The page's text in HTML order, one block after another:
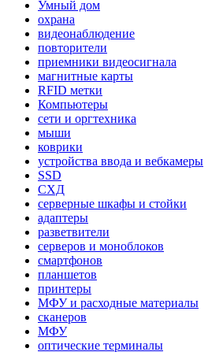
Умный дом
охрана
видеонаблюдение
повторители
приемники видеосигнала
магнитные карты
RFID метки
Компьютеры
сети и оргтехника
мыши
коврики
устройства ввода и вебкамеры
SSD
СХД
серверные шкафы и стойки
адаптеры
разветвители
серверов и моноблоков
смартфонов
планшетов
принтеры
МФУ и расходные материалы
сканеров
МФУ
оптические терминалы